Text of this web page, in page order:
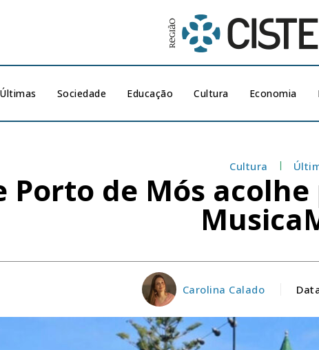
Últimas Sociedade Educação Cultura Economia
Cultura
Porto de Mós
Carolina Calado